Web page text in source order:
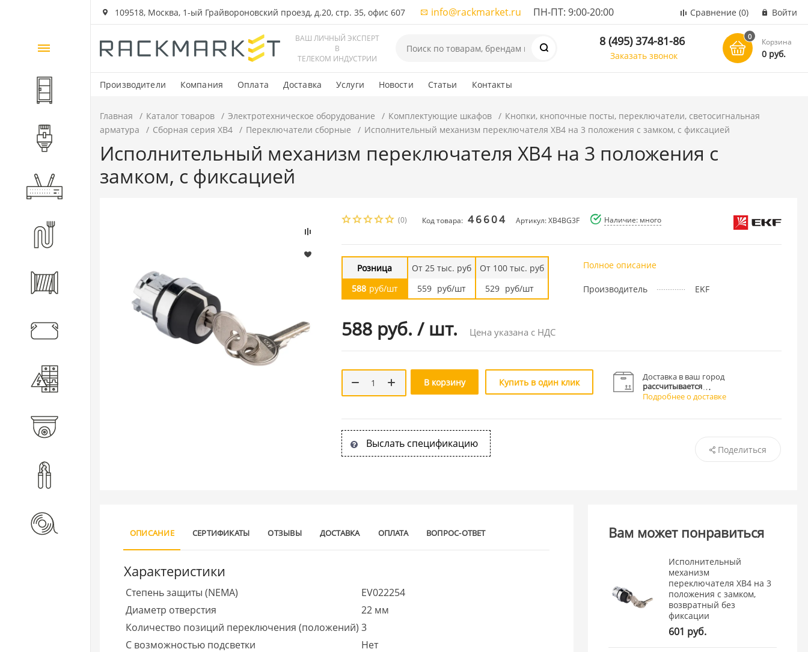
109518, Москва, 1-ый Грайвороновский проезд, д.20, стр. 35, офис 607 info@rackmarket.ru ПН-ПТ: 9:00-20:00 Сравнение (0) Войти
ВАШ ЛИЧНЫЙ ЭКСПЕРТ
В
ТЕЛЕКОМ ИНДУСТРИИ
8 (495) 374-81-86
Заказать звонок
0
Корзина
0 руб.
Производители Компания Оплата Доставка Услуги Новости Статьи Контакты
Каталог
товаров
Шкафы и стойки
Компоненты СКС
Активное оборудование
Кабеленесущие системы
Главная Каталог товаров Электротехническое оборудование Комплектующие шкафов
Кнопки, кнопочные посты, переключатели, светосигнальная
арматура
Сборная серия XB4 Переключатели сборные Исполнительный механизм переключателя ХB4 на 3 положения с замком, с фиксацией
Исполнительный механизм переключателя ХB4 на 3 положения с
замком, с фиксацией
(0) Код товара: 46604 Артикул: XB4BG3F Наличие: много
Розница
588 руб/шт
От 25 тыс. руб
559 руб/шт
От 100 тыс. руб
529 руб/шт
588 руб. / шт. Цена указана с НДС
Полное описание
Производитель EKF
В корзину Купить в один клик
Доставка в ваш город
рассчитывается
Подробнее о доставке
Выслать спецификацию Поделиться
ОПИСАНИЕ СЕРТИФИКАТЫ ОТЗЫВЫ ДОСТАВКА ОПЛАТА ВОПРОС-ОТВЕТ
Характеристики
Степень защиты (NEMA)
EV022254
Диаметр отверстия
22 мм
Количество позиций переключения (положений) 3
С возможностью подсветки
Нет
Вам может понравиться
Исполнительный
механизм
переключателя ХB4 на 3
положения с замком,
возвратный без
фиксации
601 руб.